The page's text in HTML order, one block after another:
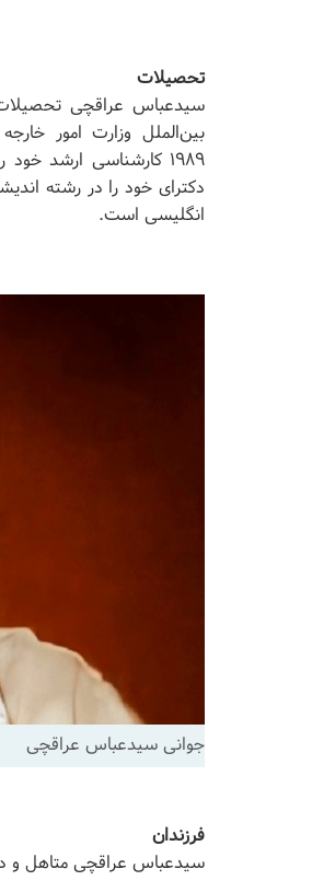
تحصیلات
بین‌الملل وزارت امور
۱۹۸۹ کارشناسی
دکترای خود را در رشته
انگلیسی است.
جوانی سیدعباس عراقچی
فرزندان
سیدعباس عراقچی متاهل و